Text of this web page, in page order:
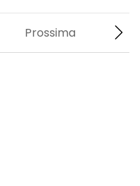
Prossima